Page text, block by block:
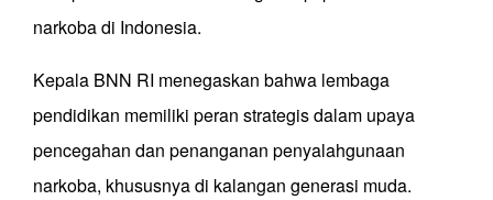
narkoba di Indonesia.
Kepala BNN RI menegaskan bahwa lembaga
pendidikan memiliki peran strategis dalam upaya
pencegahan dan penanganan penyalahgunaan
narkoba, khususnya di kalangan generasi muda.